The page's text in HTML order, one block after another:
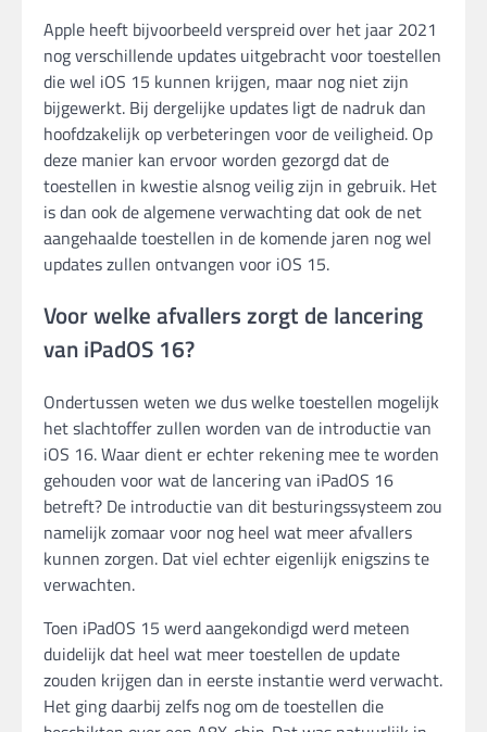
Apple heeft bijvoorbeeld verspreid over het jaar 2021
nog verschillende updates uitgebracht voor toestellen
die wel iOS 15 kunnen krijgen, maar nog niet zijn
bijgewerkt. Bij dergelijke updates ligt de nadruk dan
hoofdzakelijk op verbeteringen voor de veiligheid. Op
deze manier kan ervoor worden gezorgd dat de
toestellen in kwestie alsnog veilig zijn in gebruik. Het
is dan ook de algemene verwachting dat ook de net
aangehaalde toestellen in de komende jaren nog wel
updates zullen ontvangen voor iOS 15.
Voor welke afvallers zorgt de lancering
van iPadOS 16?
Ondertussen weten we dus welke toestellen mogelijk
het slachtoffer zullen worden van de introductie van
iOS 16. Waar dient er echter rekening mee te worden
gehouden voor wat de lancering van iPadOS 16
betreft? De introductie van dit besturingssysteem zou
namelijk zomaar voor nog heel wat meer afvallers
kunnen zorgen. Dat viel echter eigenlijk enigszins te
verwachten.
Toen iPadOS 15 werd aangekondigd werd meteen
duidelijk dat heel wat meer toestellen de update
zouden krijgen dan in eerste instantie werd verwacht.
Het ging daarbij zelfs nog om de toestellen die